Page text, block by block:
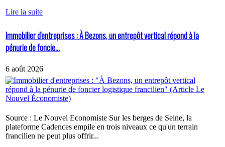
Lire la suite
Immobilier d'entreprises : À Bezons, un entrepôt vertical répond à la
pénurie de foncie...
6 août 2026
Source : Le Nouvel Economiste Sur les berges de Seine, la
plateforme Cadences empile en trois niveaux ce qu'un terrain
francilien ne peut plus offrir...